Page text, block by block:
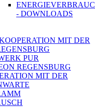
- DOWNLOADS
MIT DER
PUR
REGENSBURG
MIT DER